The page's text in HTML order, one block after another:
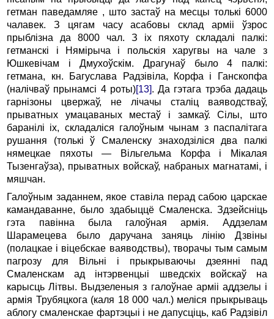
гетман паведамляе , што застаў на месцы толькі 6000
чалавек. З цягам часу асабовы склад арміі ўзрос
прыблізна да 8000 чал. З іх пяхоту складалі палкі:
гетманскі і Нямірыча і польскія харугвы на чале з
Юшкевічам і Дмухоўскім. Драгунаў было 4 палкі:
гетмана, кн. Багуслава Радзівіла, Корфа і Ганскопфа
(налічваў прынамсі 4 роты)[13]. Да гэтага трэба дадаць
гарнізоны цвержаў, не лічачы сталіц ваяводстваў,
прыватных умацаваных местаў і замкаў. Сілы, што
баранілі іх, складаліся галоўным чынам з паспалітага
рушання (толькі ў Смаленску знаходзіліся два палкі
нямецкае пяхоты — Вільгельма Корфа і Мікалая
Тызенгаўза), прыватных войскаў, набраных магнатамі, і
мяшчан.
Галоўным заданнем, якое ставіла перад сабою царскае
камандаванне, было здабыццё Смаленска. Здзейсніць
гэта павінна была галоўная армія. Аддзелам
Шарамецева было даручана заняць лінію Дзвіны
(полацкае і віцебскае ваяводствы), творачы тым самым
пагрозу для Вільні і прыкрываючы дзеянні пад
Смаленскам ад інтэрвенцыі шведскіх войскаў на
карысць Літвы. Выдзеленыя з галоўнае арміі аддзелы і
армія Трубяцкога (каля 18 000 чал.) меліся прыкрываць
аблогу смаленскае фартэцыі і не дапусціць, каб Радзівіл